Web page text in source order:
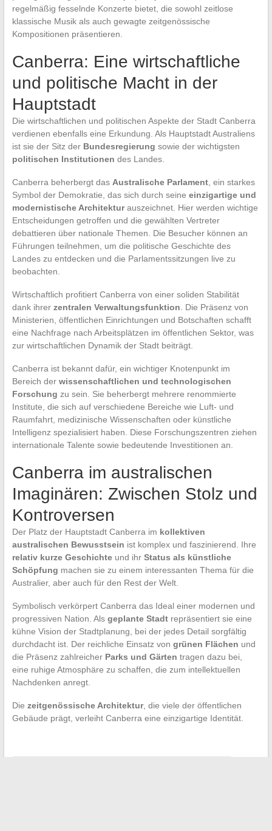
regelmäßig fesselnde Konzerte bietet, die sowohl zeitlose
klassische Musik als auch gewagte zeitgenössische
Kompositionen präsentieren.
Canberra: Eine wirtschaftliche
und politische Macht in der
Hauptstadt
Die wirtschaftlichen und politischen Aspekte der Stadt Canberra
verdienen ebenfalls eine Erkundung. Als Hauptstadt Australiens
ist sie der Sitz der Bundesregierung sowie der wichtigsten
politischen Institutionen des Landes.
Canberra beherbergt das Australische Parlament, ein starkes
Symbol der Demokratie, das sich durch seine einzigartige und
modernistische Architekturauszeichnet. Hier werden wichtige
Entscheidungen getroffen und die gewählten Vertreter
debattieren über nationale Themen. Die Besucher können an
Führungen teilnehmen, um die politische Geschichte des
Landes zu entdecken und die Parlamentssitzungen live zu
beobachten.
Wirtschaftlich profitiert Canberra von einer soliden Stabilität
dank ihrer zentralen Verwaltungsfunktion . Die Präsenz von
Ministerien, öffentlichen Einrichtungen und Botschaften schafft
eine Nachfrage nach Arbeitsplätzen im öffentlichen Sektor, was
zur wirtschaftlichen Dynamik der Stadt beiträgt.
Canberra ist bekannt dafür, ein wichtiger Knotenpunkt im
Bereich der wissenschaftlichen und technologischen
Forschung zu sein. Sie beherbergt mehrere renommierte
Institute, die sich auf verschiedene Bereiche wie Luft- und
Raumfahrt, medizinische Wissenschaften oder künstliche
Intelligenz spezialisiert haben. Diese Forschungszentren ziehen
internationale Talente sowie bedeutende Investitionen an.
Canberra im australischen
Imaginären: Zwischen Stolz und
Kontroversen
Der Platz der Hauptstadt Canberra im kollektiven
australischen Bewusstsein ist komplex und faszinierend. Ihre
relativ kurze Geschichteund ihr Status als künstliche
Schöpfung machen sie zu einem interessanten Thema für die
Australier, aber auch für den Rest der Welt.
Symbolisch verkörpert Canberra das Ideal einer modernen und
progressiven Nation. Als geplante Stadtrepräsentiert sie eine
kühne Vision der Stadtplanung, bei der jedes Detail sorgfältig
durchdacht ist. Der reichliche Einsatz von grünen Flächen und
die Präsenz zahlreicher Parks und Gärten tragen dazu bei,
eine ruhige Atmosphäre zu schaffen, die zum intellektuellen
Nachdenken anregt.
Die zeitgenössische Architektur, die viele der öffentlichen
Gebäude prägt, verleiht Canberra eine einzigartige Identität.